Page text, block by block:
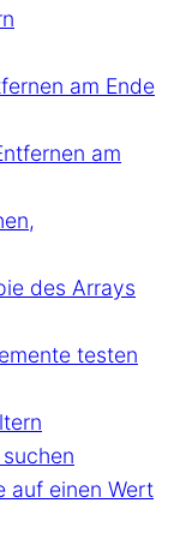
am Ende
am
des Arrays
testen
auf einen Wert